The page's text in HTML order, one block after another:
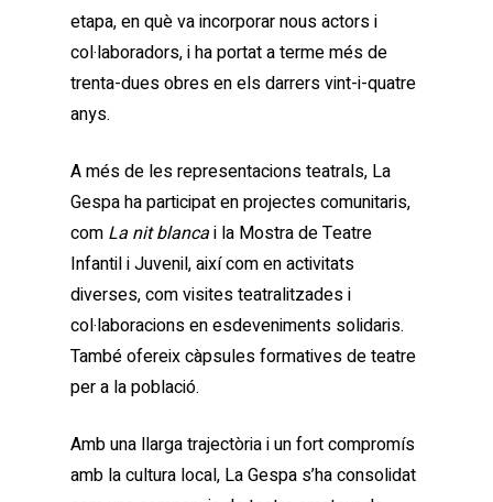
etapa, en què va incorporar nous actors i
col·laboradors, i ha portat a terme més de
trenta-dues obres en els darrers vint-i-quatre
anys.
A més de les representacions teatrals, La
Gespa ha participat en projectes comunitaris,
com La nit blancai la Mostra de Teatre
Infantil i Juvenil, així com en activitats
diverses, com visites teatralitzades i
col·laboracions en esdeveniments solidaris.
També ofereix càpsules formatives de teatre
per a la població.
Amb una llarga trajectòria i un fort compromís
amb la cultura local, La Gespa s’ha consolidat